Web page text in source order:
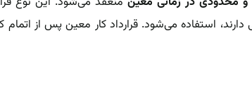
استفاده می‌شود. ‌قرارداد کار معین‌ پس از اتمام